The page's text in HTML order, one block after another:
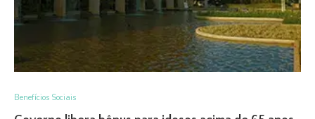
Benefícios Sociais